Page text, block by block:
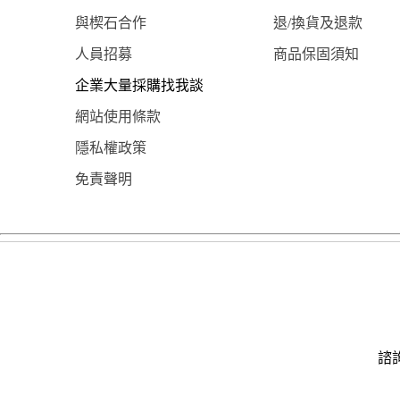
與楔石合作 退/換貨及退款
人員招募 商品保固須知
企業大量採購找我談
網站使用條款
隱私權政策
免責聲明
諮